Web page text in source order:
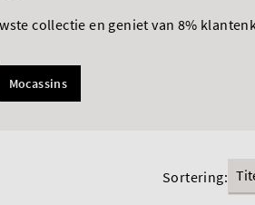
collectie en geniet van 8%
Mocassins
Sortering: